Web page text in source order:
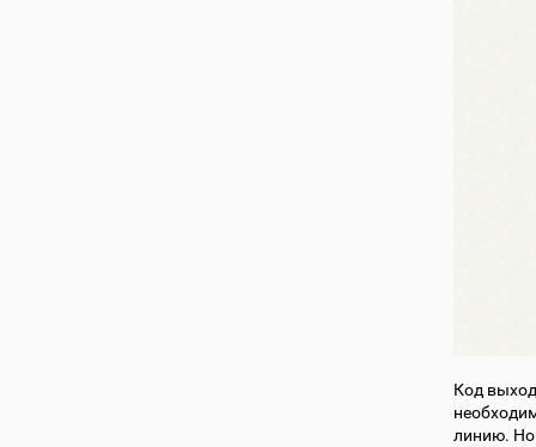
Код
линию.